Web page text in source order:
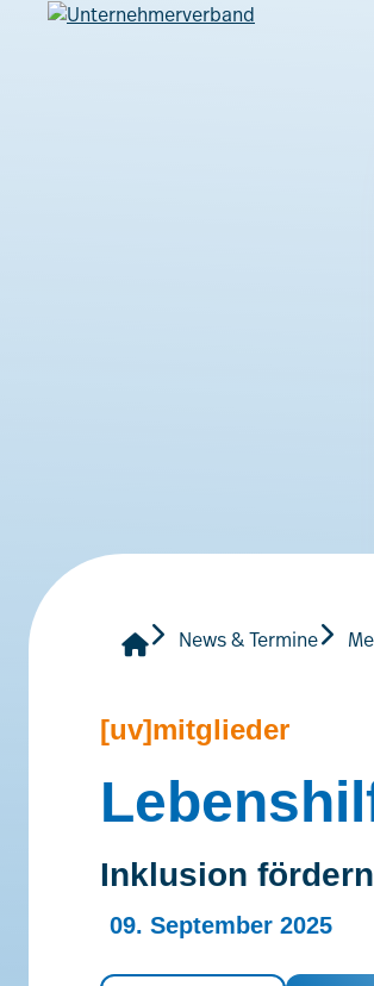
News & Termine
[uv]mitglieder
Inklusion
09. September 2025